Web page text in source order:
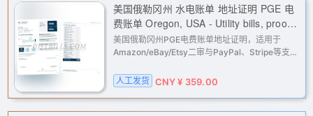
美国俄勒冈州 水电账单 地址证明 PGE 电
费账单 Oregon, USA - Utility bills, proof
of address, PGE electricity bill
美国俄勒冈州PGE电费账单地址证明，适用于
Amazon/eBay/Etsy二审与PayPal、Stripe等支付
交付，人工处理更贴合验证场景。
人工发货 CNY ¥ 359.00